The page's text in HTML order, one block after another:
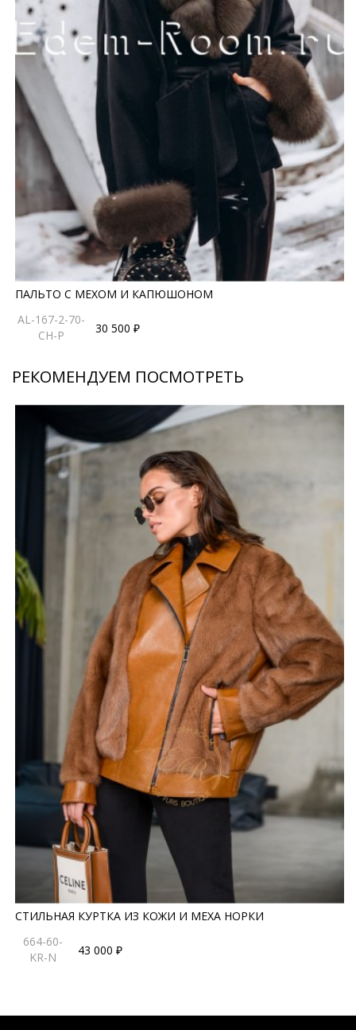
ПАЛЬТО С МЕХОМ И КАПЮШОНОМ
AL-167-2-70-
CH-P
30 500 ₽
РЕКОМЕНДУЕМ ПОСМОТРЕТЬ
СТИЛЬНАЯ КУРТКА ИЗ КОЖИ И МЕХА НОРКИ
664-60-
KR-N
43 000 ₽